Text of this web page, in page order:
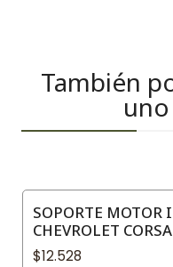
También
SOPORTE MOTOR
CHEVROLET
$12.528